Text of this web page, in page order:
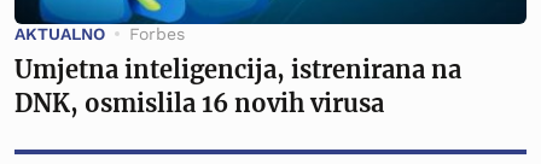
AKTUALNO Forbes
Umjetna inteligencija, istrenirana na
DNK, osmislila 16 novih virusa